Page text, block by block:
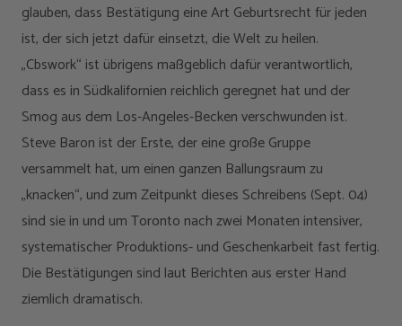
glauben, dass Bestätigung eine Art Geburtsrecht für jeden
ist, der sich jetzt dafür einsetzt, die Welt zu heilen.
„Cbswork“ ist übrigens maßgeblich dafür verantwortlich,
dass es in Südkalifornien reichlich geregnet hat und der
Smog aus dem Los-Angeles-Becken verschwunden ist.
Steve Baron ist der Erste, der eine große Gruppe
versammelt hat, um einen ganzen Ballungsraum zu
„knacken“, und zum Zeitpunkt dieses Schreibens (Sept. 04)
sind sie in und um Toronto nach zwei Monaten intensiver,
systematischer Produktions- und Geschenkarbeit fast fertig.
Die Bestätigungen sind laut Berichten aus erster Hand
ziemlich dramatisch.